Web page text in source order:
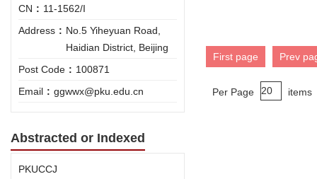
CN : 11-1562/I
Address : No.5 Yiheyuan Road,
Haidian District, Beijing
Post Code : 100871
Email : ggwwx@pku.edu.cn
Abstracted or Indexed
PKUCCJ
First page Prev
Per Page items